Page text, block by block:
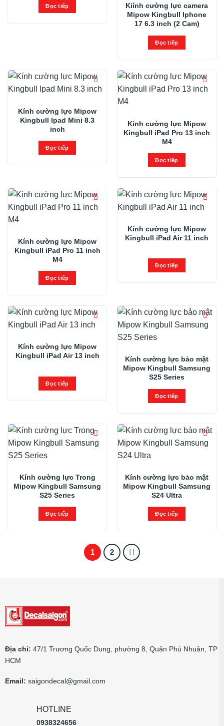
Đọc tiếp
Kiính cường lực camera
Mipow Kingbull Iphone
17 6.3 inch (2 Cam)
Đọc tiếp
Kính cường lực Mipow
Kingbull Ipad Mini 8.3
inch
Đọc tiếp
Kính cường lực Mipow
Kingbull iPad Pro 13 inch
M4
Đọc tiếp
Kính cường lực Mipow
Kingbull iPad Pro 11 inch
M4
Đọc tiếp
Kính cường lực Mipow
Kingbull iPad Air 11 inch
Đọc tiếp
Kính cường lực Mipow
Kingbull iPad Air 13 inch
Đọc tiếp
Kính cường lực bảo mật
Mipow Kingbull Samsung
S25 Series
Đọc tiếp
Kính cường lực Trong
Mipow Kingbull Samsung
S25 Series
Đọc tiếp
Kính cường lực bảo mật
Mipow Kingbull Samsung
S24 Ultra
Đọc tiếp
1 2
Địa chỉ: 47/1 Trương Quốc Dung, phường 8, Quận Phú Nhuận, TP
HCM
Email: saigondecal@gmail.com
HOTLINE
0938324656